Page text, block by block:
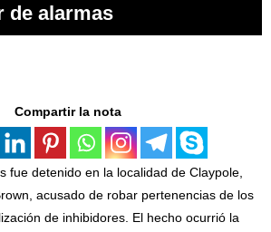
de alarmas
Compartir la nota
fue detenido en la localidad de Claypole,
acusado de robar pertenencias de los
de inhibidores. El hecho ocurrió la